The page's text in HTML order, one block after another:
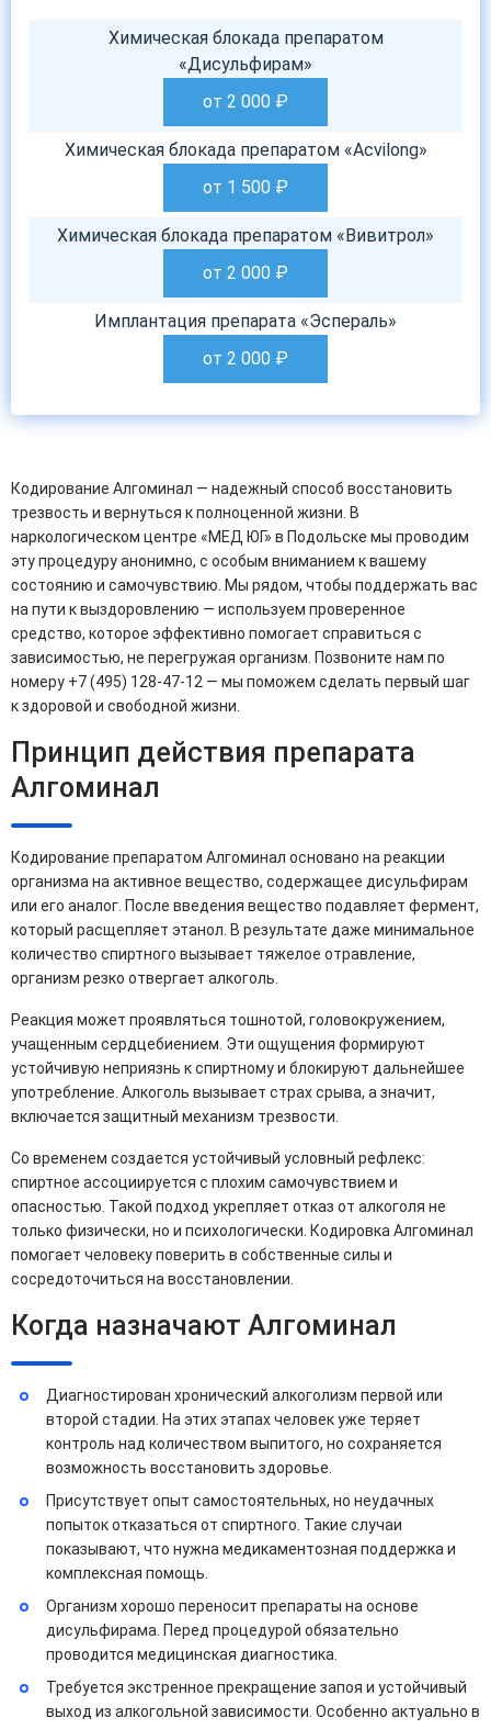
Химическая блокада препаратом
«Дисульфирам»
от 2 000 ₽
Химическая блокада препаратом «Acvilong»
от 1 500 ₽
Химическая блокада препаратом «Вивитрол»
от 2 000 ₽
Имплантация препарата «Эспераль»
от 2 000 ₽
Кодирование Алгоминал — надежный способ восстановить
трезвость и вернуться к полноценной жизни. В
наркологическом центре «МЕД ЮГ» в Подольске мы проводим
эту процедуру анонимно, с особым вниманием к вашему
состоянию и самочувствию. Мы рядом, чтобы поддержать вас
на пути к выздоровлению — используем проверенное
средство, которое эффективно помогает справиться с
зависимостью, не перегружая организм. Позвоните нам по
номеру +7 (495) 128-47-12 — мы поможем сделать первый шаг
к здоровой и свободной жизни.
Принцип действия препарата
Алгоминал
Кодирование препаратом Алгоминал основано на реакции
организма на активное вещество, содержащее дисульфирам
или его аналог. После введения вещество подавляет фермент,
который расщепляет этанол. В результате даже минимальное
количество спиртного вызывает тяжелое отравление,
организм резко отвергает алкоголь.
Реакция может проявляться тошнотой, головокружением,
учащенным сердцебиением. Эти ощущения формируют
устойчивую неприязнь к спиртному и блокируют дальнейшее
употребление. Алкоголь вызывает страх срыва, а значит,
включается защитный механизм трезвости.
Со временем создается устойчивый условный рефлекс:
спиртное ассоциируется с плохим самочувствием и
опасностью. Такой подход укрепляет отказ от алкоголя не
только физически, но и психологически. Кодировка Алгоминал
помогает человеку поверить в собственные силы и
сосредоточиться на восстановлении.
Когда назначают Алгоминал
Диагностирован хронический алкоголизм первой или
второй стадии. На этих этапах человек уже теряет
контроль над количеством выпитого, но сохраняется
возможность восстановить здоровье.
Присутствует опыт самостоятельных, но неудачных
попыток отказаться от спиртного. Такие случаи
показывают, что нужна медикаментозная поддержка и
комплексная помощь.
Организм хорошо переносит препараты на основе
дисульфирама. Перед процедурой обязательно
проводится медицинская диагностика.
Требуется экстренное прекращение запоя и устойчивый
выход из алкогольной зависимости. Особенно актуально в